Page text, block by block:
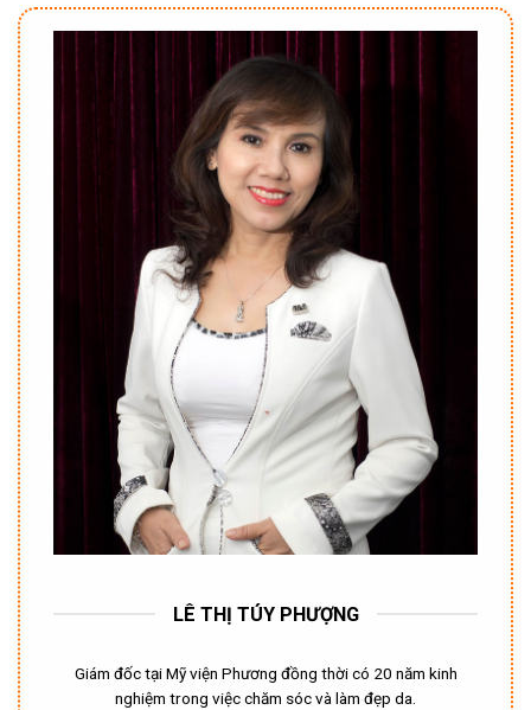
LÊ THỊ TÚY PHƯỢNG
Giám đốc tại Mỹ viện Phương đồng thời có 20 năm kinh
nghiệm trong việc chăm sóc và làm đẹp da.